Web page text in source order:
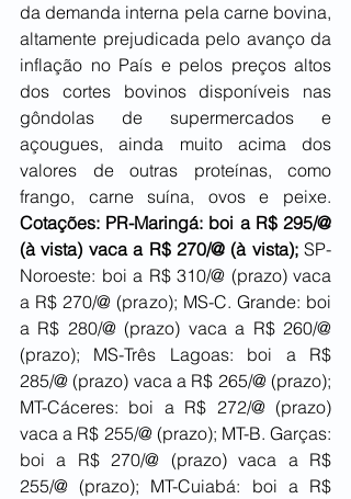
da demanda interna pela carne bovina,
altamente prejudicada pelo avanço da
inflação no País e pelos preços altos
dos cortes bovinos disponíveis nas
gôndolas de supermercados e
açougues, ainda muito acima dos
valores de outras proteínas, como
Cotações: PR-Maringá: boi a R$ 295/@
(à vista) vaca a R$ 270/@ (à vista); SP-
Noroeste: boi a R$ 310/@ (prazo) vaca
a R$ 270/@ (prazo); MS-C. Grande: boi
a R$ 280/@ (prazo) vaca a R$ 260/@
(prazo); MS-Três Lagoas: boi a R$
285/@ (prazo) vaca a R$ 265/@ (prazo);
MT-Cáceres: boi a R$ 272/@ (prazo)
vaca a R$ 255/@ (prazo); MT-B. Garças:
boi a R$ 270/@ (prazo) vaca a R$
255/@ (prazo); MT-Cuiabá: boi a R$